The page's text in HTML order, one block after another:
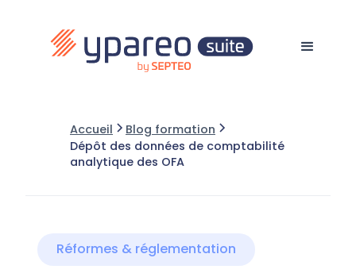
Accueil
Blog formation
Dépôt des données de comptabilité
analytique des OFA
Réformes & réglementation